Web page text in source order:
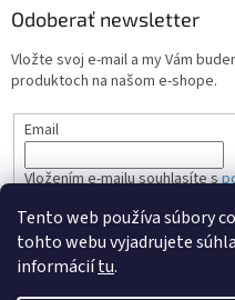
Tento web používa súbory
tohto webu vyjadrujete
informáciítu.
Odoberať newsletter
Vložte svoj e-mail a my Vám
produktoch na našom e-shope.
Email
Vložením e-mailu souhlasíte s
PRIHLÁSIŤ SA